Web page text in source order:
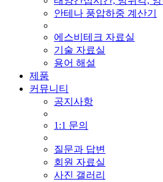
안테나 풍압하중 계산기
에스비테크 자료실
기술 자료실
용어 해설
제품
커뮤니티
공지사항
1:1 문의
질문과 답변
회원 자료실
사진 갤러리